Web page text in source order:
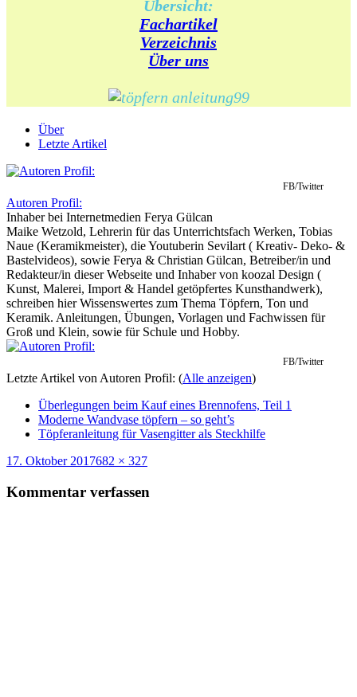
Übersicht:
Fachartikel
Verzeichnis
Über uns
Über
Letzte Artikel
FB/Twitter
Autoren Profil:
Inhaberbei Internetmedien Ferya Gülcan
Maike Wetzold, Lehrerin für das Unterrichtsfach Werken, Tobias
Naue (Keramikmeister), die Youtuberin Sevilart ( Kreativ- Deko- &
Bastelvideos), sowie Ferya & Christian Gülcan, Betreiber/in und
Redakteur/in dieser Webseite und Inhaber von koozal Design (
Kunst, Malerei, Import & Handel getöpfertes Kunsthandwerk),
schreiben hier Wissenswertes zum Thema Töpfern, Ton und
Keramik. Anleitungen, Übungen, Vorlagen und Fachwissen für
Groß und Klein, sowie für Schule und Hobby.
FB/Twitter
Letzte Artikel von Autoren Profil: (Alle anzeigen)
Überlegungen beim Kauf eines Brennofens, Teil 1
Moderne Wandvase töpfern – so geht’s
Töpferanleitung für Vasengitter als Steckhilfe
Veröffentlicht
17. Oktober 2017Originalgröße
682 × 327
Kommentar verfassen